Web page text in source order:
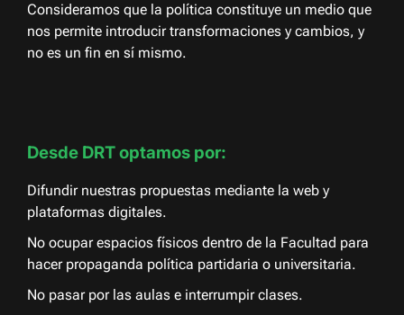
Consideramos que la política constituye un medio que
nos permite introducir transformaciones y cambios, y
no es un fin en sí mismo.
Desde DRT optamos por:
Difundir nuestras propuestas mediante la web y
plataformas digitales.
No ocupar espacios físicos dentro de la Facultad para
hacer propaganda política partidaria o universitaria.
No pasar por las aulas e interrumpir clases.